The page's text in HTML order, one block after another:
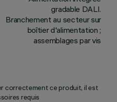
gradable DALI.
Branchement au secteur sur
boîtier d'alimentation ;
assemblages par vis
correctement ce produit, il est
requis